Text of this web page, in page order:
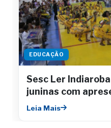
EDUCAÇÃO
Sesc Ler
juninas com
integração
Leia Mais